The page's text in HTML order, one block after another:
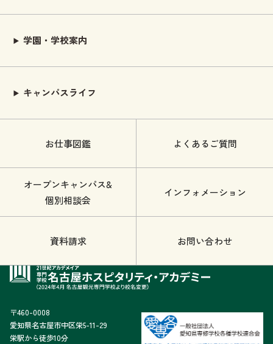
学園・学校案内
キャンパスライフ
お仕事図鑑 よくあるご質問
オープンキャンパス&
個別相談会
インフォメーション
資料請求 お問い合わせ
〒460-0008
愛知県名古屋市中区栄5-11-29
栄駅から徒歩10分